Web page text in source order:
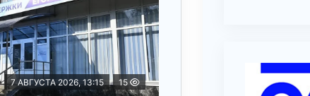
7 АВГУСТА 2026, 13:15 15